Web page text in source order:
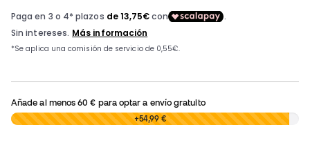
Añade al menos60 € para optar a envío gratuito
0,00 € +54,99 €